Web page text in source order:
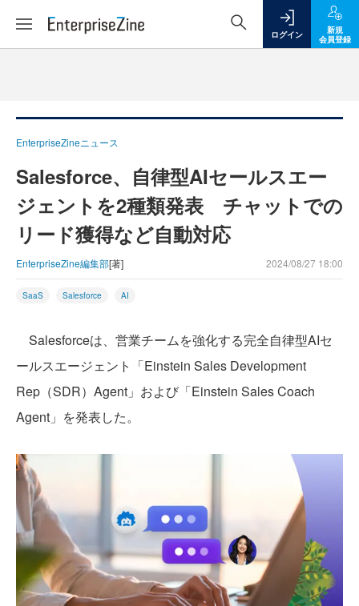
ログイン
新規
会員登録
EnterpriseZineニュース
Salesforce、自律型AIセールスエー
ジェントを2種類発表 チャットでの
リード獲得など自動対応
EnterpriseZine編集部[著] 2024/08/27 18:00
SaaS Salesforce AI
Salesforceは、営業チームを強化する完全自律型AIセ
ールスエージェント「Einstein Sales Development
Rep（SDR）Agent」および「Einstein Sales Coach
Agent」を発表した。